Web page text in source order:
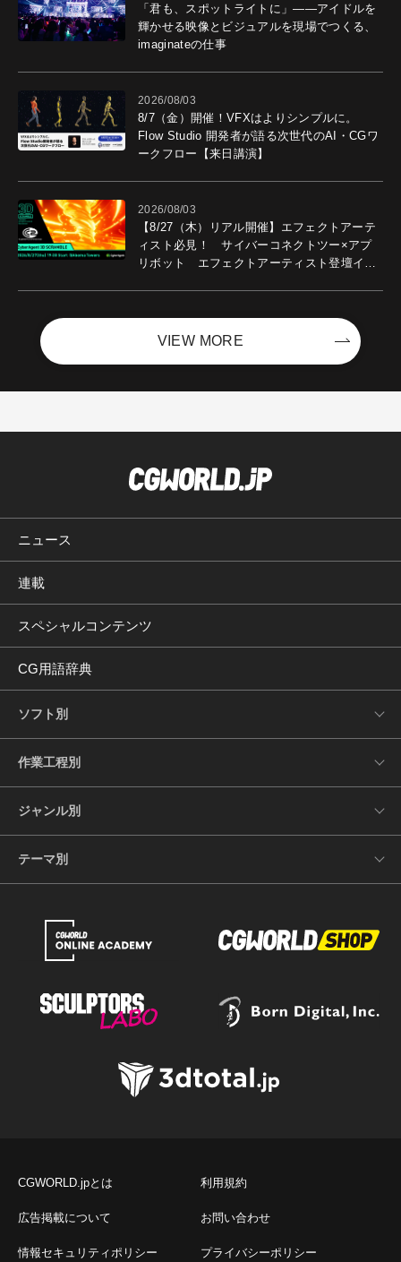
「君も、スポットライトに」――アイドルを
輝かせる映像とビジュアルを現場でつくる、
imaginateの仕事
2026/08/03
8/7（金）開催！VFXはよりシンプルに。
Flow Studio 開発者が語る次世代のAI・CGワ
ークフロー【来日講演】
2026/08/03
【8/27（木）リアル開催】エフェクトアーテ
ィスト必見！ サイバーコネクトツー×アプ
リボット エフェクトアーティスト登壇イベ
VIEW MORE
ニュース
連載
スペシャルコンテンツ
CG用語辞典
ソフト別
作業工程別
ジャンル別
テーマ別
CGWORLD.jpとは 利用規約
広告掲載について お問い合わせ
情報セキュリティポリシー プライバシーポリシー